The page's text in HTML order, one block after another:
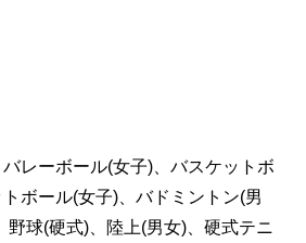
レーボール(女子)、バスケットボ
ボール(女子)、バドミントン(男
野球(硬式)、陸上(男女)、硬式テニ